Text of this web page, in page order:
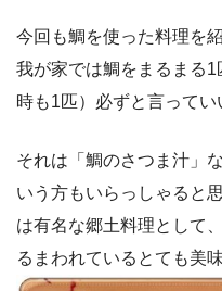
今回も鯛を使った料理を
我が家では鯛をまるまる
時も1匹）必ずと言ってい
それは「鯛のさつま汁」
いう方もいらっしゃると
は有名な郷土料理として
るまわれているとても美